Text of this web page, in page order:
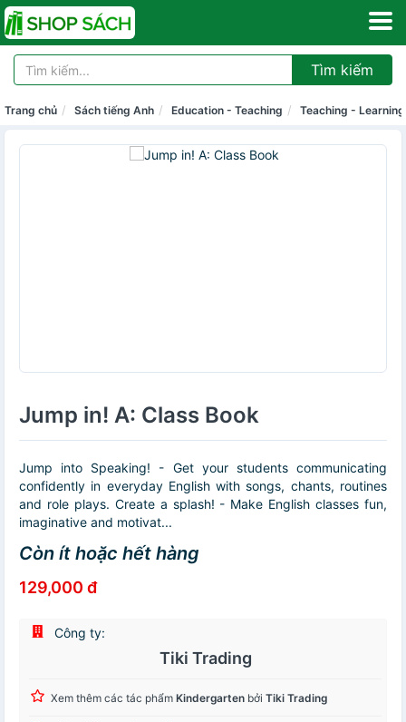
Tìm kiếm
Trang chủ Sách tiếng Anh Education - Teaching Teaching - Learning
Jump in! A: Class Book
Jump into Speaking! - Get your students communicating
confidently in everyday English with songs, chants, routines
and role plays. Create a splash! - Make English classes fun,
imaginative and motivat...
Còn ít hoặc hết hàng
129,000 đ
Công ty:
Tiki Trading
Xem thêm các tác phẩm Kindergarten bởi Tiki Trading